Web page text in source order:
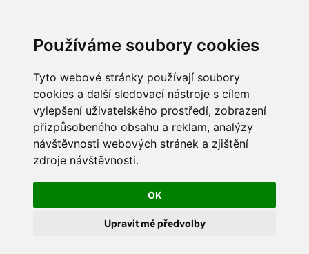
Používáme soubory cookies
Tyto webové stránky používají soubory
cookies a další sledovací nástroje s cílem
vylepšení uživatelského prostředí, zobrazení
přizpůsobeného obsahu a reklam, analýzy
návštěvnosti webových stránek a zjištění
zdroje návštěvnosti.
OK
Upravit mé předvolby